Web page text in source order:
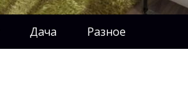
Дача Разное